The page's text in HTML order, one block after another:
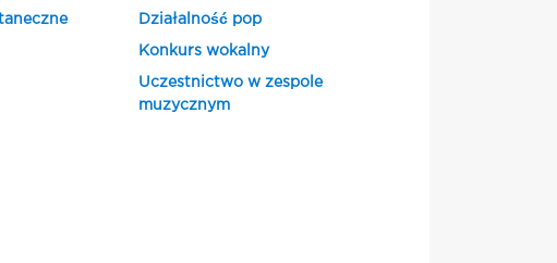
Działalność pop
Konkurs wokalny
Uczestnictwo w zespole
muzycznym